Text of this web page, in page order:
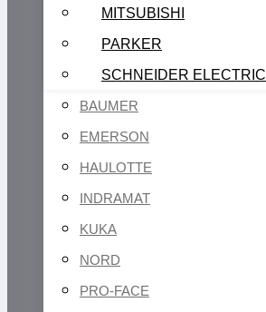
MITSUBISHI
PARKER
SCHNEIDER ELECTRIC
BAUMER
EMERSON
HAULOTTE
INDRAMAT
KUKA
NORD
PRO-FACE